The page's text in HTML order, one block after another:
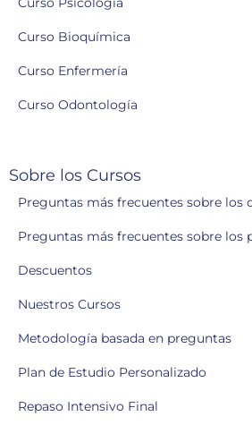
Curso Bioquímica
Curso Enfermería
Curso Odontología
Sobre los Cursos
Preguntas más frecuentes sobre los
Preguntas más frecuentes sobre los
Descuentos
Nuestros Cursos
Metodología basada en preguntas
Plan de Estudio Personalizado
Repaso Intensivo Final